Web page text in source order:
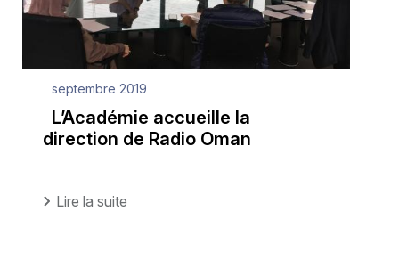
septembre 2019
L’Académie accueille la
direction de Radio Oman
Lire la suite